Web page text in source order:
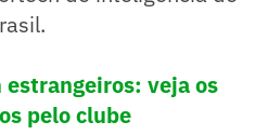
estrangeiros: veja os
pelo clube